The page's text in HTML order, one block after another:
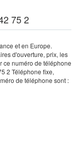
75 2
et en Europe.
d'ouverture, prix, les
ce numéro de téléphone
2 Téléphone fixe,
de téléphone sont :